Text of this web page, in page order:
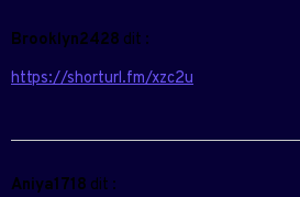
Brooklyn2428 dit :
https://shorturl.fm/xzc2u
Aniya1718 dit :